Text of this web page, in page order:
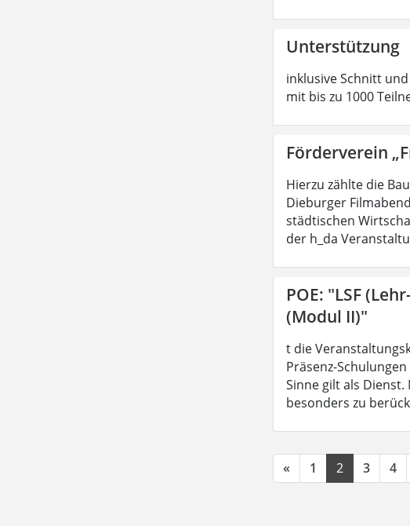
Unterstützung
inklusive Schnitt
mit bis zu 1000
Förderverein
Hierzu zählte die
Dieburger
städtischen
der h_da
POE: "LSF
(Modul II)"
t die
Präsenz-
Sinne gilt als
besonders zu
« 1 2 3 4